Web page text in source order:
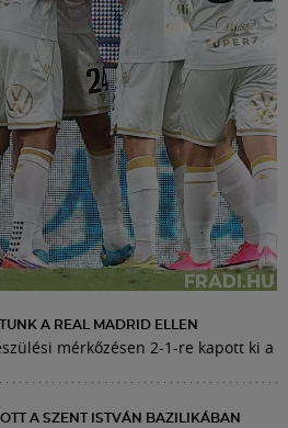
A REAL MADRID ELLEN
mérkőzésen 2-1-re kapott ki a
A SZENT ISTVÁN BAZILIKÁBAN